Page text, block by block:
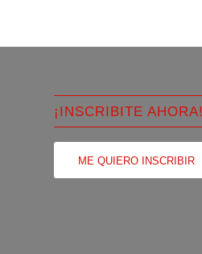
¡INSCRIBITE AHORA!
ME QUIERO INSCRIBIR